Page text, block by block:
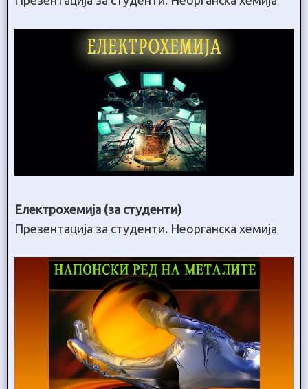
Електрохемија (за студенти)
Презентација за студенти. Неорганска хемија